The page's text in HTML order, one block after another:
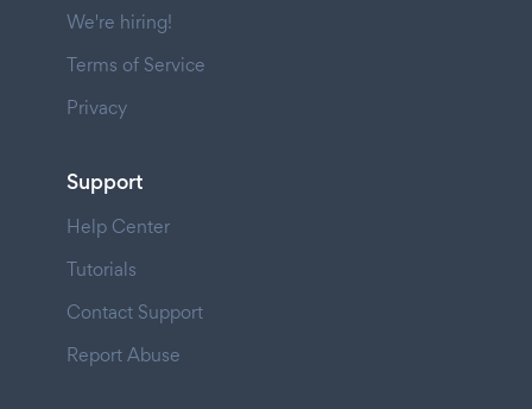
We're hiring!
Terms of Service
Privacy
Support
Help Center
Tutorials
Contact Support
Report Abuse